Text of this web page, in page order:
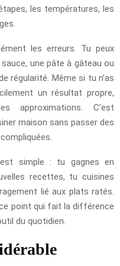
les températures, les
les erreurs. Tu peux
une pâte à gâteau ou
régularité. Même si tu n’as
un résultat propre,
C’est
maison sans passer des
simple : tu gagnes en
recettes, tu cuisines
lié aux plats ratés.
point qui fait la différence
du quotidien.